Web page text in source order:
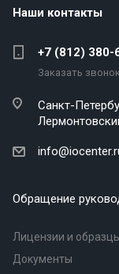
Наши контакты
+7 (812) 380-
Заказать
Санкт-
Обращение
Лицензии и
Документы